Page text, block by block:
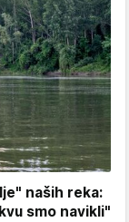
naših reka:
smo navikli"